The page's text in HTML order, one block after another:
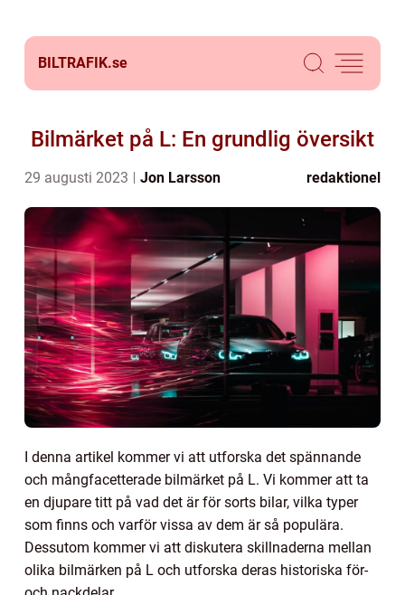
BILTRAFIK.se
Bilmärket på L: En grundlig översikt
29 augusti 2023 Jon Larsson redaktionel
I denna artikel kommer vi att utforska det spännande
och mångfacetterade bilmärket på L. Vi kommer att ta
en djupare titt på vad det är för sorts bilar, vilka typer
som finns och varför vissa av dem är så populära.
Dessutom kommer vi att diskutera skillnaderna mellan
olika bilmärken på L och utforska deras historiska för-